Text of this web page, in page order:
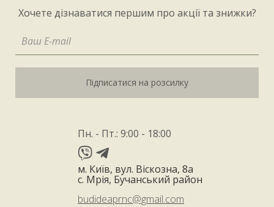
Хочете дізнаватися першим про акції та знижки?
Підписатися на розсилку
Пн. - Пт.: 9:00 - 18:00
м. Київ, вул. Віскозна, 8а
с. Мрія, Бучанський район
budideaprnc@gmail.com